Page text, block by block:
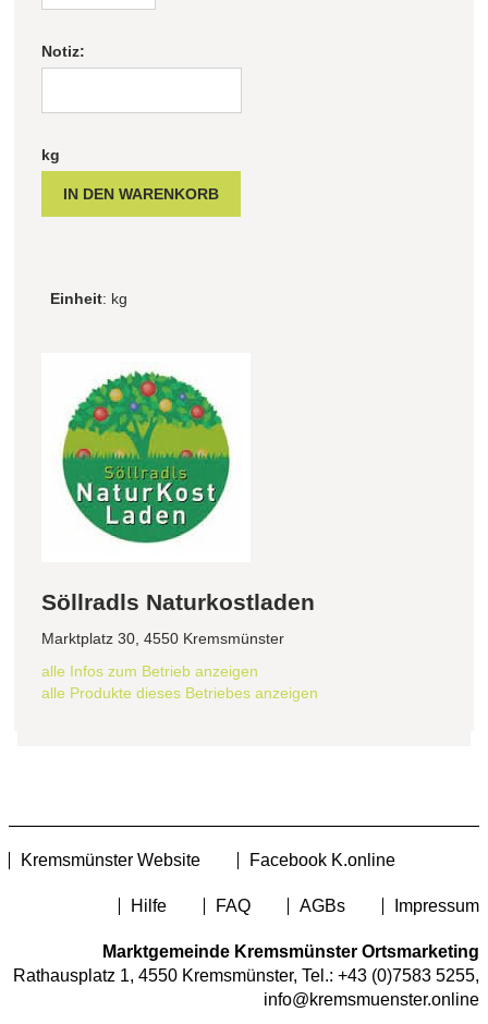
Notiz:
kg
Einheit: kg
Söllradls Naturkostladen
Marktplatz 30, 4550 Kremsmünster
alle Infos zum Betrieb anzeigen
alle Produkte dieses Betriebes anzeigen
Kremsmünster Website Facebook K.online
Hilfe FAQ AGBs Impressum
Marktgemeinde Kremsmünster Ortsmarketing
Rathausplatz 1, 4550 Kremsmünster, Tel.: +43 (0)7583 5255,
info@kremsmuenster.online